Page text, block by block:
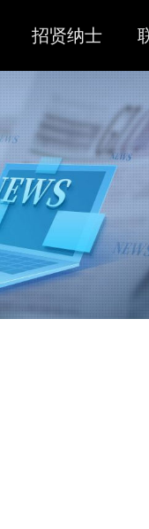
招贤纳士